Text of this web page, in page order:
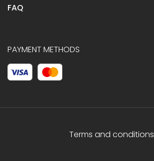
FAQ
PAYMENT METHODS
Terms and conditions